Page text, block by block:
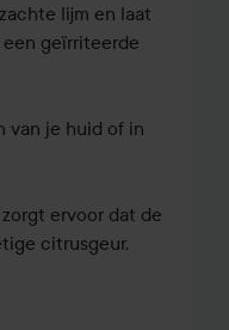
lijm en laat
geïrriteerde
van je huid of in
ervoor dat de
citrusgeur.